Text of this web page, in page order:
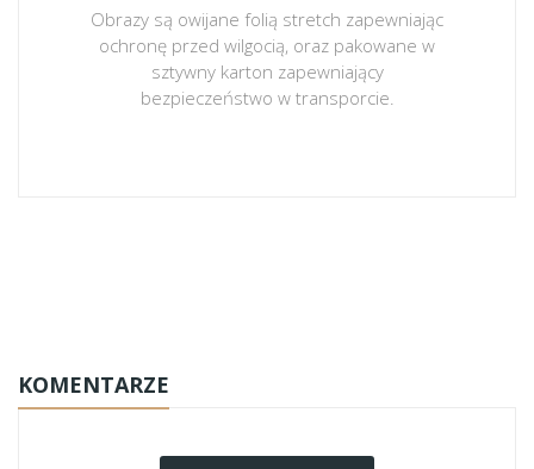
Obrazy są owijane folią stretch zapewniając
ochronę przed wilgocią, oraz pakowane w
sztywny karton zapewniający
bezpieczeństwo w transporcie.
KOMENTARZE